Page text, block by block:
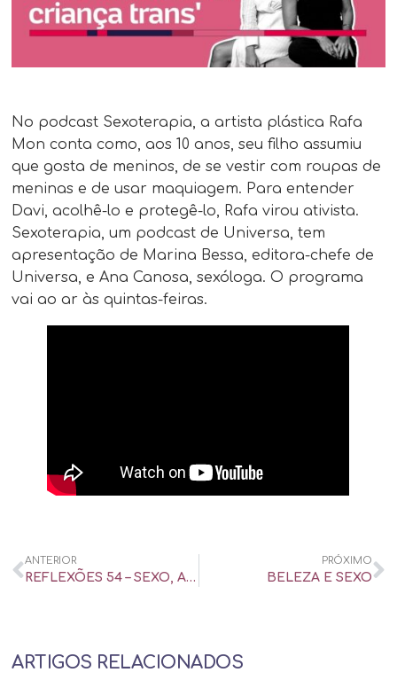
No podcast Sexoterapia, a artista plástica Rafa
Mon conta como, aos 10 anos, seu filho assumiu
que gosta de meninos, de se vestir com roupas de
meninas e de usar maquiagem. Para entender
Davi, acolhê-lo e protegê-lo, Rafa virou ativista.
Sexoterapia, um podcast de Universa, tem
apresentação de Marina Bessa, editora-chefe de
Universa, e Ana Canosa, sexóloga. O programa
vai ao ar às quintas-feiras.
ANTERIOR
REFLEXÕES 54 – SEXO, AMOR E SOCIEDADE – CONFABULAS
PRÓXIMO
BELEZA E SEXO
ARTIGOS RELACIONADOS